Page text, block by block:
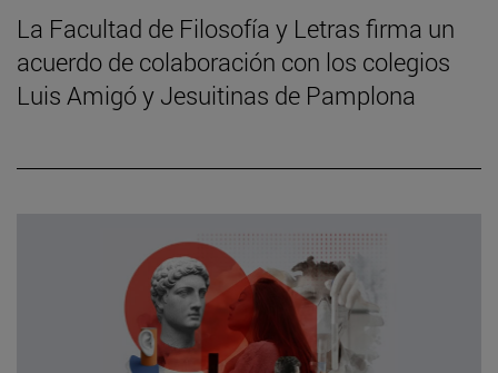
La Facultad de Filosofía y Letras firma un
acuerdo de colaboración con los colegios
Luis Amigó y Jesuitinas de Pamplona